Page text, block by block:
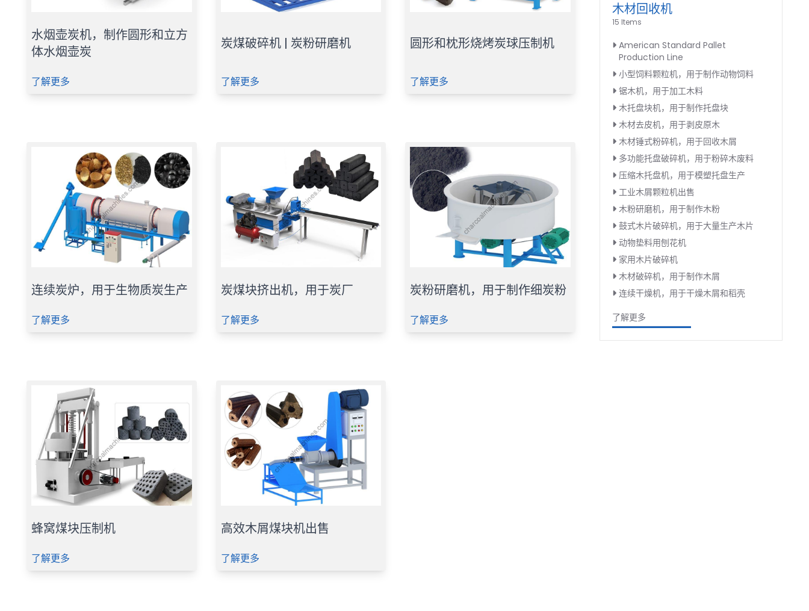
水烟壶炭机，制作圆形和立方
体水烟壶炭
了解更多
炭煤破碎机 | 炭粉研磨机
了解更多
圆形和枕形烧烤炭球压制机
了解更多
连续炭炉，用于生物质炭生产
了解更多
炭煤块挤出机，用于炭厂
了解更多
炭粉研磨机，用于制作细炭粉
了解更多
蜂窝煤块压制机
了解更多
高效木屑煤块机出售
了解更多
木材回收机
15 Items
American Standard Pallet
Production Line
小型饲料颗粒机，用于制作动物饲料
锯木机，用于加工木料
木托盘块机，用于制作托盘块
木材去皮机，用于剥皮原木
木材锤式粉碎机，用于回收木屑
多功能托盘破碎机，用于粉碎木废料
压缩木托盘机，用于模塑托盘生产
工业木屑颗粒机出售
木粉研磨机，用于制作木粉
鼓式木片破碎机，用于大量生产木片
动物垫料用刨花机
家用木片破碎机
木材破碎机，用于制作木屑
连续干燥机，用于干燥木屑和稻壳
了解更多